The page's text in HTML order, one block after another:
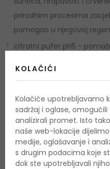
prirodnim procesima
pomogao u njegovoj
citratni pufer pH5 -
Neutralizira alkalne
kože (poznat kao
bakterija i stvara
flora kože buja.
Upotreba
KOLAČIĆI
Kolačiće upotrebljavamo
sadržaj i oglase,
analizirali promet. Isto
naše web-lokacije
medije, oglašavanje i
s drugim podacima koje
dok ste upotrebljavali